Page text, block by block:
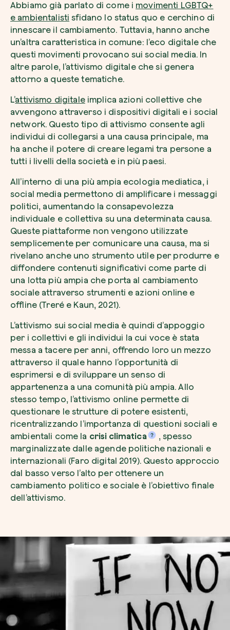
Abbiamo già parlato di come i movimenti LGBTQ+
e ambientalisti sfidano lo status quo e cerchino di
innescare il cambiamento. Tuttavia, hanno anche
un’altra caratteristica in comune: l’eco digitale che
questi movimenti provocano sui social media. In
altre parole, l’attivismo digitale che si genera
attorno a queste tematiche.
L’attivismo digitaleimplica azioni collettive che
avvengono attraverso i dispositivi digitali e i social
network. Questo tipo di attivismo consente agli
individui di collegarsi a una causa principale, ma
ha anche il potere di creare legami tra persone a
tutti i livelli della società e in più paesi.
All’interno di una più ampia ecologia mediatica, i
social media permettono di amplificare i messaggi
politici, aumentando la consapevolezza
individuale e collettiva su una determinata causa.
Queste piattaforme non vengono utilizzate
semplicemente per comunicare una causa, ma si
rivelano anche uno strumento utile per produrre e
diffondere contenuti significativi come parte di
una lotta più ampia che porta al cambiamento
sociale attraverso strumenti e azioni online e
offline (Treré e Kaun, 2021).
L’attivismo sui social media è quindi d’appoggio
per i collettivi e gli individui la cui voce è stata
messa a tacere per anni, offrendo loro un mezzo
attraverso il quale hanno l’opportunità di
esprimersi e di sviluppare un senso di
appartenenza a una comunità più ampia. Allo
stesso tempo, l’attivismo online permette di
questionare le strutture di potere esistenti,
ricentralizzando l’importanza di questioni sociali e
ambientali come la crisi climatica
, spesso
marginalizzate dalle agende politiche nazionali e
internazionali (Faro digital 2019). Questo approccio
dal basso verso l’alto per ottenere un
cambiamento politico e sociale è l’obiettivo finale
dell’attivismo.
Pianta un albero
Pianta, adotta o regala un albero. Scegli tra
Piantalo ora
Esplora la mappa
Guarda i tuoi alberi crescere dallo spazio
tecnologia satellitare.
Inizia a esplorare
Riscatta un albero
Inserisci il tuo codice per riscattare un
da zeroCO2
Accetto l’informativa sulla Privacydi
Non compilare questo campo
Invia richiesta
Farti un giro sul nostro magazine